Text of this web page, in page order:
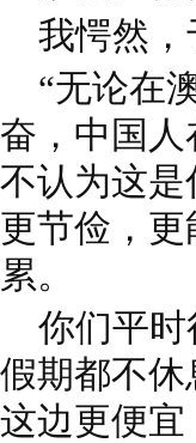
我愕然，
“无论在
奋，中国
不认为这
更节俭，
累。
你们平时
假期都不
这边更便